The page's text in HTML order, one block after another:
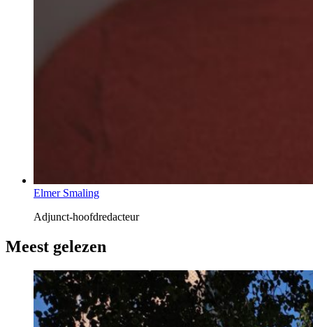
Elmer Smaling
Adjunct-hoofdredacteur
Meest gelezen